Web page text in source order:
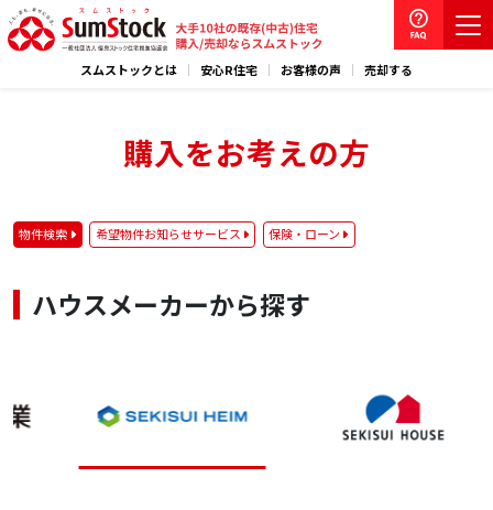
スムストックとは 安心R住宅 お客様の声 売却する
購入をお考えの方
物件検索 希望物件お知らせサービス 保険・ローン
ハウスメーカーから探す